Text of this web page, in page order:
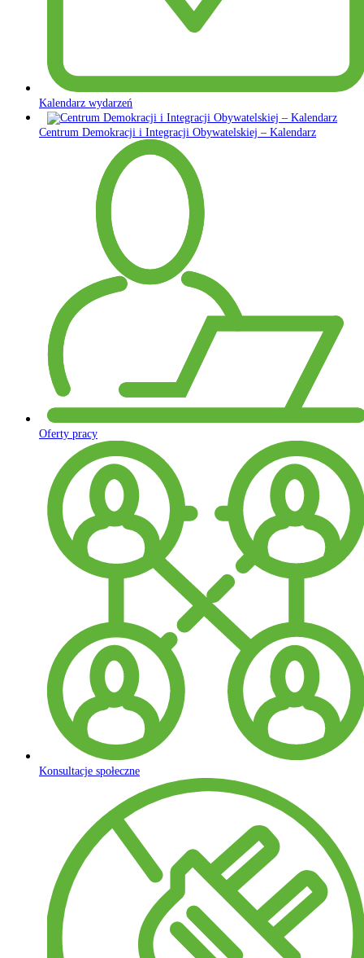
Kalendarz wydarzeń
Centrum Demokracji i Integracji Obywatelskiej – Kalendarz
Oferty pracy
Konsultacje społeczne